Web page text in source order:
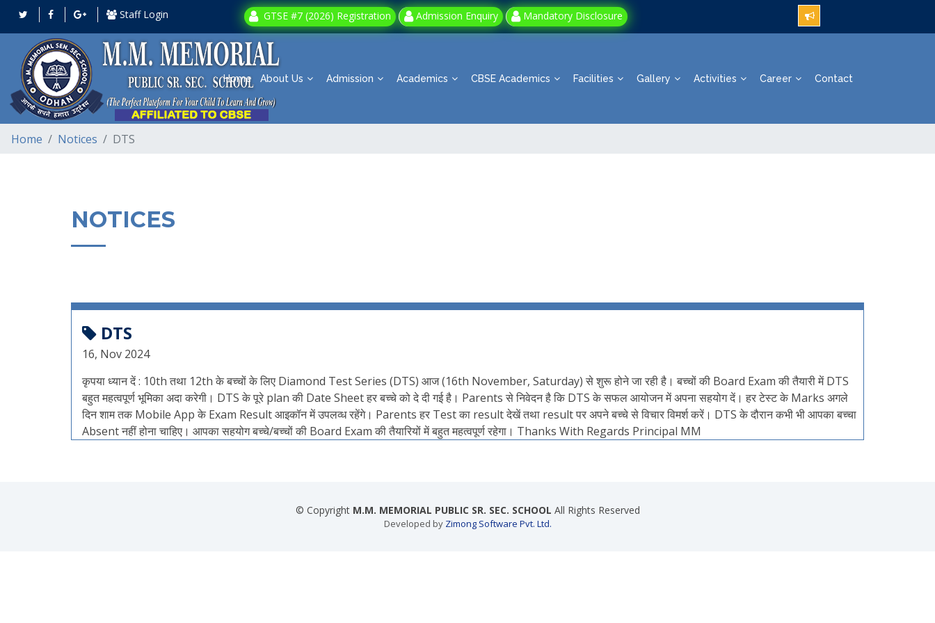
Staff Login GTSE #7 (2026) Registration Admission Enquiry Mandatory Disclosure
Home About Us Admission Academics CBSE Academics Facilities Gallery Activities Career Contact
Home Notices DTS
NOTICES
DTS
16, Nov 2024
कृपया ध्यान दें : 10th तथा 12th के बच्चों के लिए Diamond Test Series (DTS) आज (16th November, Saturday) से शुरू होने जा रही है। बच्चों की Board Exam की तैयारी में DTS
बहुत महत्वपूर्ण भूमिका अदा करेगी। DTS के पूरे plan की Date Sheet हर बच्चे को दे दी गई है। Parents से निवेदन है कि DTS के सफल आयोजन में अपना सहयोग दें। हर टेस्ट के Marks अगले
दिन शाम तक Mobile App के Exam Result आइकॉन में उपलव्ध रहेंगे। Parents हर Test का result देखें तथा result पर अपने बच्चे से विचार विमर्श करें। DTS के दौरान कभी भी आपका बच्चा
Absent नहीं होना चाहिए। आपका सहयोग बच्चे/बच्चों की Board Exam की तैयारियों में बहुत महत्वपूर्ण रहेगा। Thanks With Regards Principal MM
© Copyright M.M. MEMORIAL PUBLIC SR. SEC. SCHOOL All Rights Reserved
Developed by Zimong Software Pvt. Ltd.